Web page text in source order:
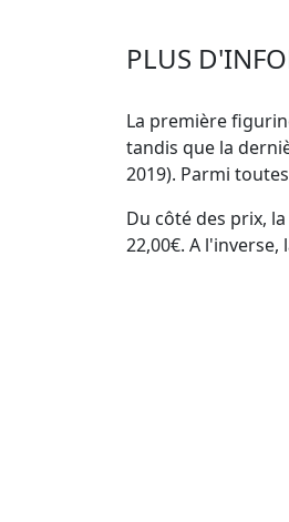
PLUS
La première
tandis que la
2019). Parmi
Du côté des prix, la
22,00€. A l'inverse,